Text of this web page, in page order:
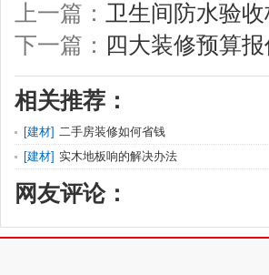
上一篇： 卫生间防水验
下一篇： 四大装修预算
相关推荐：
[建材] 二手房装修如何省钱
[建材] 实木地板响的解决办法
网友评论：